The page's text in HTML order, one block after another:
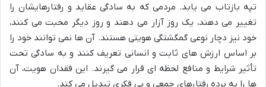
تپه بازتاب می یابد. مردمی که به سادگی عقاید و رفتارهایشان را
تغییر می دهند، یک روز آزار می دهند و روز دیگر محبت می کنند،
خود نیز دچار نوعی گمگشتگی هویتی هستند. آن ها نمی توانند خود را
بر اساس ارزش های ثابت و انسانی تعریف کنند و به سادگی تحت
تأثیر شرایط و منافع لحظه ای قرار می گیرند. این فقدان هویت، آن
ها را به برده رفتارهای جمعی و بی فکری تبدیل می کند.